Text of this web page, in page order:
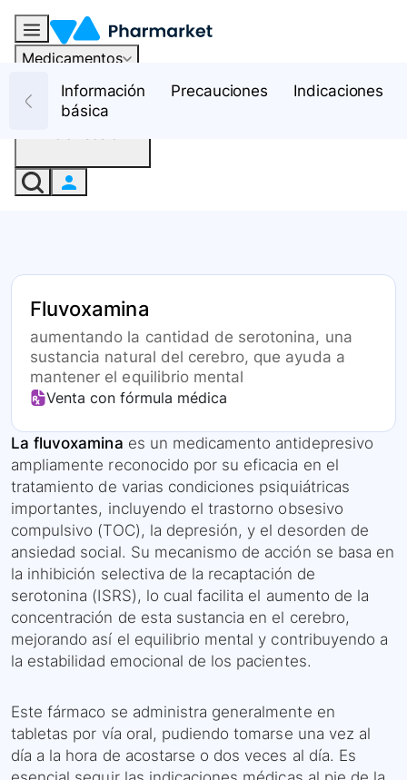
Medicamentos
RecursosInformación
básica
Precauciones Indicaciones
Fluvoxamina
aumentando la cantidad de serotonina, una
sustancia natural del cerebro, que ayuda a
mantener el equilibrio mental
Venta con fórmula médica
La fluvoxamina es un medicamento antidepresivo
ampliamente reconocido por su eficacia en el
tratamiento de varias condiciones psiquiátricas
importantes, incluyendo el trastorno obsesivo
compulsivo (TOC), la depresión, y el desorden de
ansiedad social. Su mecanismo de acción se basa en
la inhibición selectiva de la recaptación de
serotonina (ISRS), lo cual facilita el aumento de la
concentración de esta sustancia en el cerebro,
mejorando así el equilibrio mental y contribuyendo a
la estabilidad emocional de los pacientes.
Este fármaco se administra generalmente en
tabletas por vía oral, pudiendo tomarse una vez al
día a la hora de acostarse o dos veces al día. Es